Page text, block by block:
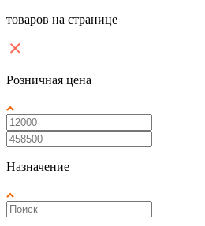
товаров на странице
Розничная цена
Назначение